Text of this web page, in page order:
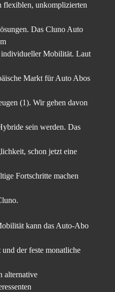
flexiblen, unkomplizierten
Das Cluno Auto
Mobilität. Laut
Markt für Auto Abos
(1). Wir gehen davon
sein werden. Das
schon jetzt eine
Fortschritte machen
kann das Auto-Abo
der feste monatliche
alternative